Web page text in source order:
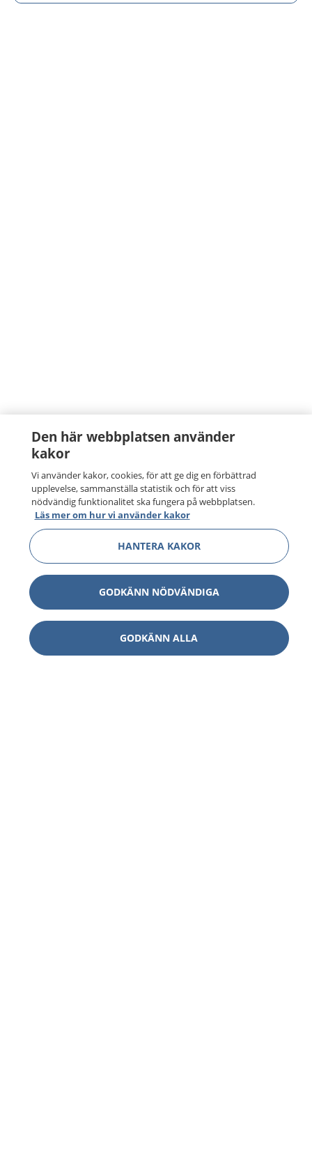
Den här webbplatsen använder
kakor
Vi använder kakor, cookies, för att ge dig en förbättrad
upplevelse, sammanställa statistik och för att viss
nödvändig funktionalitet ska fungera på webbplatsen.
Läs mer om hur vi använder kakor
HANTERA KAKOR
GODKÄNN NÖDVÄNDIGA
GODKÄNN ALLA